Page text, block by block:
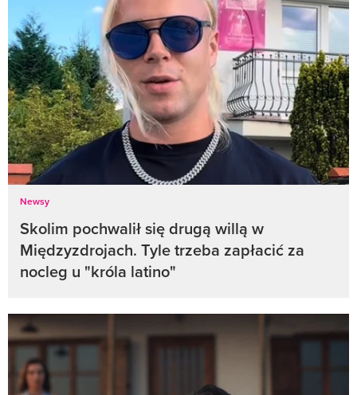
Newsy
Skolim pochwalił się drugą willą w
Międzyzdrojach. Tyle trzeba zapłacić za
nocleg u "króla latino"